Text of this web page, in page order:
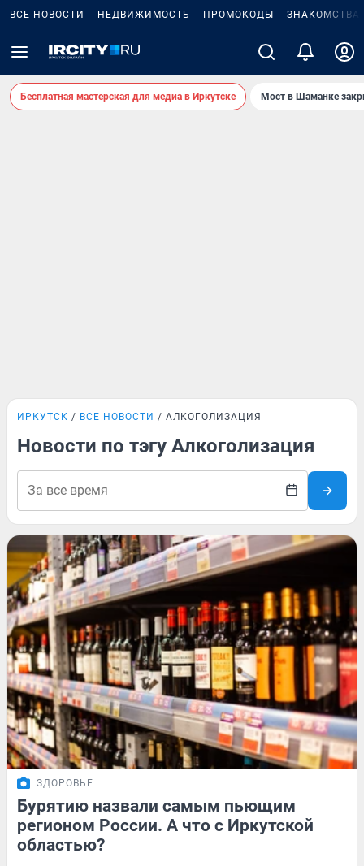
ВСЕ НОВОСТИ НЕДВИЖИМОСТЬ ПРОМОКОДЫ ЗНАКОМСТВА
Бесплатная мастерская для медиа в Иркутске Мост в Шаманке
ИРКУТСК ВСЕ НОВОСТИ АЛКОГОЛИЗАЦИЯ
Новости по тэгу Алкоголизация
ЗДОРОВЬЕ
Бурятию назвали самым пьющим
регионом России. А что с Иркутской
областью?